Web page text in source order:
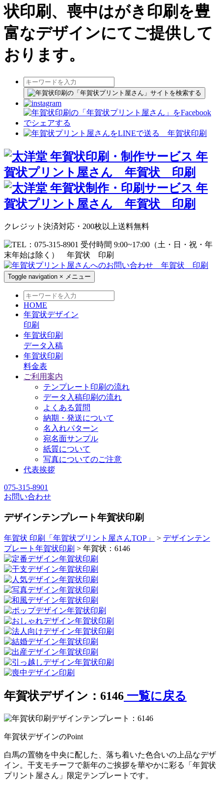
状印刷、喪中はがき印刷を豊
富なデザインにてご提供して
おります。
クレジット決済対応・200枚以上送料無料
Toggle navigation × メニュー
HOME
年賀状デザイン
印刷
年賀状印刷
データ入稿
年賀状印刷
料金表
ご利用案内
テンプレート印刷の流れ
データ入稿印刷の流れ
よくある質問
納期・発送について
名入れパターン
宛名面サンプル
紙質について
写真についてのご注意
代表挨拶
075-315-8901
お問い合わせ
デザインテンプレート年賀状印刷
年賀状 印刷「年賀状プリント屋さんTOP」 > デザインテン
プレート年賀状印刷 > 年賀状：6146
年賀状デザイン：6146 一覧に戻る
年賀状デザインのPoint
白馬の置物を中央に配した、落ち着いた色合いの上品なデザ
イン。干支モチーフで新年のご挨拶を華やかに彩る「年賀状
プリント屋さん」限定テンプレートです。